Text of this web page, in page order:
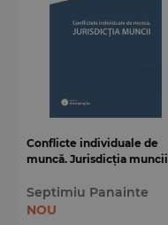
Conflicte individuale de
muncă. Jurisdicția muncii
Septimiu Panainte
NOU